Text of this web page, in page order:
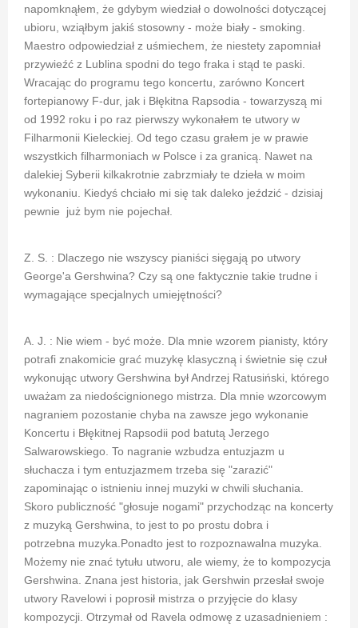
napomknąłem, że gdybym wiedział o dowolności dotyczącej
ubioru, wziąłbym jakiś stosowny - może biały - smoking.
Maestro odpowiedział z uśmiechem, że niestety zapomniał
przywieźć z Lublina spodni do tego fraka i stąd te paski.
Wracając do programu tego koncertu, zarówno Koncert
fortepianowy F-dur, jak i Błękitna Rapsodia - towarzyszą mi
od 1992 roku i po raz pierwszy wykonałem te utwory w
Filharmonii Kieleckiej. Od tego czasu grałem je w prawie
wszystkich filharmoniach w Polsce i za granicą. Nawet na
dalekiej Syberii kilkakrotnie zabrzmiały te dzieła w moim
wykonaniu. Kiedyś chciało mi się tak daleko jeździć - dzisiaj
pewnie już bym nie pojechał.
Z. S. : Dlaczego nie wszyscy pianiści sięgają po utwory
George'a Gershwina? Czy są one faktycznie takie trudne i
wymagające specjalnych umiejętności?
A. J. : Nie wiem - być może. Dla mnie wzorem pianisty, który
potrafi znakomicie grać muzykę klasyczną i świetnie się czuł
wykonując utwory Gershwina był Andrzej Ratusiński, którego
uważam za niedoścignionego mistrza. Dla mnie wzorcowym
nagraniem pozostanie chyba na zawsze jego wykonanie
Koncertu i Błękitnej Rapsodii pod batutą Jerzego
Salwarowskiego. To nagranie wzbudza entuzjazm u
słuchacza i tym entuzjazmem trzeba się "zarazić"
zapominając o istnieniu innej muzyki w chwili słuchania.
Skoro publiczność "głosuje nogami" przychodząc na koncerty
z muzyką Gershwina, to jest to po prostu dobra i
potrzebna muzyka.Ponadto jest to rozpoznawalna muzyka.
Możemy nie znać tytułu utworu, ale wiemy, że to kompozycja
Gershwina. Znana jest historia, jak Gershwin przesłał swoje
utwory Ravelowi i poprosił mistrza o przyjęcie do klasy
kompozycji. Otrzymał od Ravela odmowę z uzasadnieniem :